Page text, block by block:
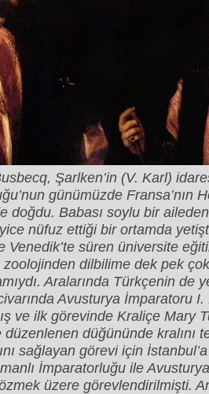
Şarlken’in (V. Karl)
günümüzde Fransa’nın
doğdu. Babası soylu bir
nüfuz ettiği bir ortamda
Venedik’te süren üniversite
zoolojinden dilbilime dek pek
Aralarında Türkçenin de
Avusturya İmparatoru I.
ve ilk görevinde Kraliçe Mary
düğününde kralını
sağlayan görevi için
İmparatorluğu ile
üzere görevlendirilmişti.